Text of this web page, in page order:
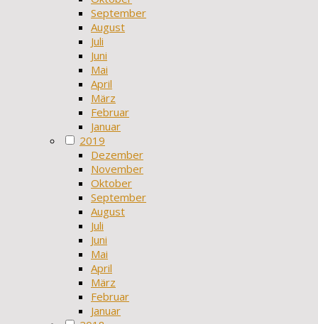
September
August
Juli
Juni
Mai
April
März
Februar
Januar
2019
Dezember
November
Oktober
September
August
Juli
Juni
Mai
April
März
Februar
Januar